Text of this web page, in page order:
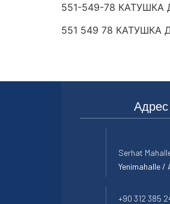
551-549-78
551 549 78
Адрес
Serhat
Yenimahalle /
+90 312 385